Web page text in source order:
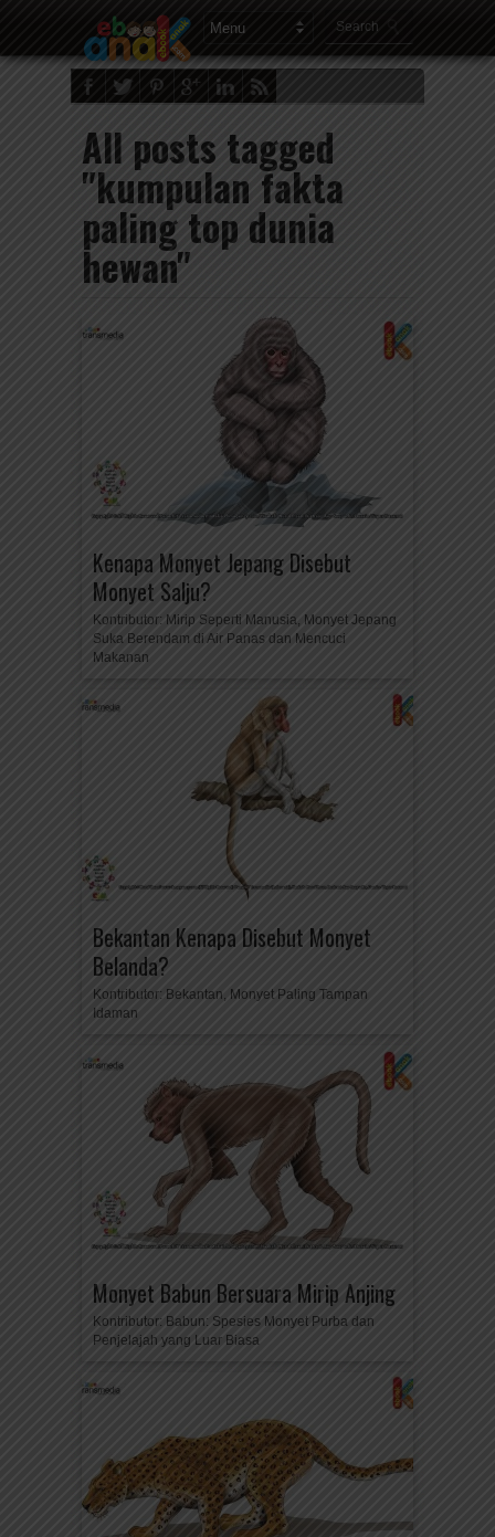
All posts tagged
"kumpulan fakta
paling top dunia
hewan"
Kenapa Monyet Jepang Disebut
Monyet Salju?
Kontributor: Mirip Seperti Manusia, Monyet Jepang
Suka Berendam di Air Panas dan Mencuci
Makanan
Bekantan Kenapa Disebut Monyet
Belanda?
Kontributor: Bekantan, Monyet Paling Tampan
Idaman
Monyet Babun Bersuara Mirip Anjing
Kontributor: Babun: Spesies Monyet Purba dan
Penjelajah yang Luar Biasa